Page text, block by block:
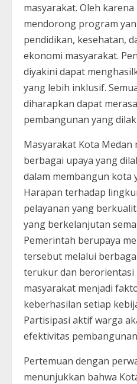
masyarakat. Oleh
mendorong program
pendidikan, kesehatan,
ekonomi masyarakat.
diyakini dapat
yang lebih inklusif.
diharapkan dapat
pembangunan yang
Masyarakat Kota
berbagai upaya yang
dalam membangun kota
Harapan terhadap
pelayanan yang
yang berkelanjutan
Pemerintah berupaya
tersebut melalui
terukur dan berorientasi
masyarakat menjadi
keberhasilan setiap
Partisipasi aktif warga
efektivitas
Pertemuan dengan
menunjukkan bahwa